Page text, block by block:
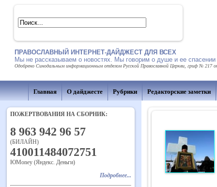
ПРАВОСЛАВНЫЙ ИНТЕРНЕТ-ДАЙДЖЕСТ ДЛЯ ВСЕХ
Мы не рассказываем о новостях. Мы говорим о душе и ее спасении
Одобрено Синодальным информационным отделом Русской Православной Церкви, гриф № 217
Главная О дайджесте Рубрики Редакторские заметки
ПОЖЕРТВОВАНИЯ НА СБОРНИК:
8 963 942 96 57
(БИЛАЙН)
410011484072751
ЮMoney (Яндекс. Деньги)
Подробнее...